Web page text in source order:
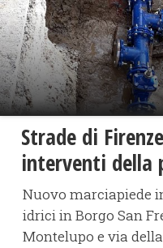
Strade di
interventi della
Nuovo marciapiede
idrici in Borgo San
Montelupo e via